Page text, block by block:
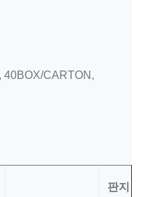
40BOX/CARTON,
판지